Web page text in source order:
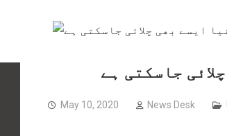
جاسکتی ہے
May 10, 2020 News Desk